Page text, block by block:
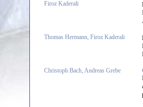
Firoz Kaderali
Thomas Hermann, Firoz Kaderali
Christoph Bach, Andreas Grebe